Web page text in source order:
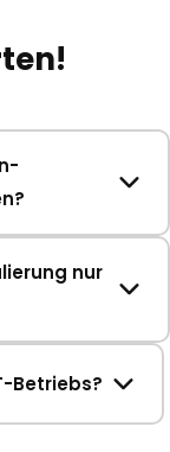
nur
Betriebs?